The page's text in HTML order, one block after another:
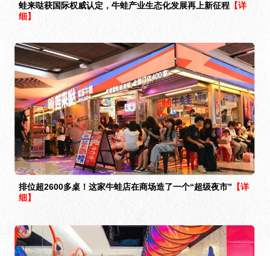
蛙来哒获国际权威认定，牛蛙产业生态化发展再上新征程 【详
细】
排位超2600多桌！这家牛蛙店在商场造了一个“超级夜市” 【详
细】